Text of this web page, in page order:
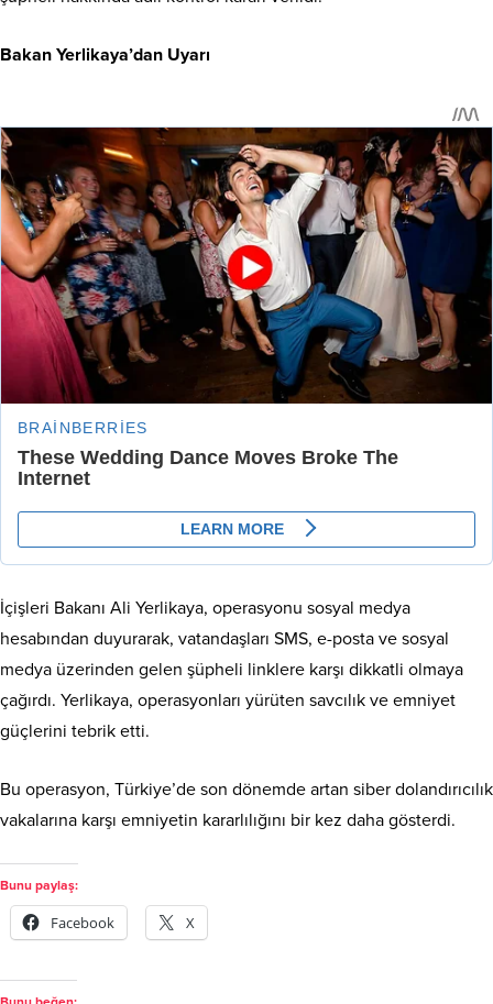
Bakan Yerlikaya’dan Uyarı
İçişleri Bakanı Ali Yerlikaya, operasyonu sosyal medya
hesabından duyurarak, vatandaşları SMS, e-posta ve sosyal
medya üzerinden gelen şüpheli linklere karşı dikkatli olmaya
çağırdı. Yerlikaya, operasyonları yürüten savcılık ve emniyet
güçlerini tebrik etti.
Bu operasyon, Türkiye’de son dönemde artan siber dolandırıcılık
vakalarına karşı emniyetin kararlılığını bir kez daha gösterdi.
Bunu paylaş:
Facebook X